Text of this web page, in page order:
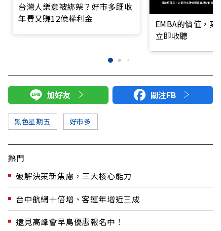
台灣人樂意被綁架？好市多既收
年費又賺12億權利金
EMBA的價值，
立即收聽
加好友 關注FB
黑色星期五 好市多
熱門
破解決策新焦慮，三大核心能力
台中航網十倍增、客運年增近三成
遠見高峰會早鳥優惠報名中！